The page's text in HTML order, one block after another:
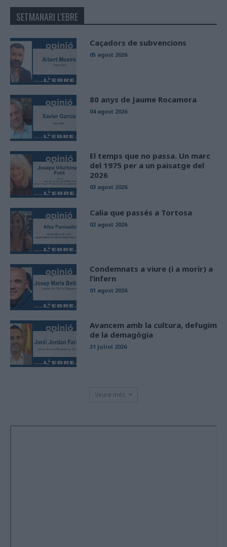
SETMANARI L'EBRE
Caçadors de subvencions
05 agost 2026
80 anys de Jaume Rocamora
04 agost 2026
El temps que no passa. Un marc
del 1975 per a un paisatge del
2026
03 agost 2026
Calia que passés a Tortosa
02 agost 2026
Condemnats a viure (i a morir) a
l’infern
01 agost 2026
Avancem amb la cultura, defugim
de la demagògia
31 juliol 2026
Veure més